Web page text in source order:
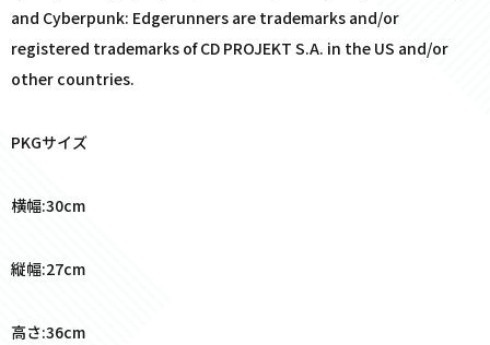
and Cyberpunk: Edgerunners are trademarks and/or
registered trademarks of CD PROJEKT S.A. in the US and/or
other countries.
PKGサイズ
横幅:30cm
縦幅:27cm
高さ:36cm